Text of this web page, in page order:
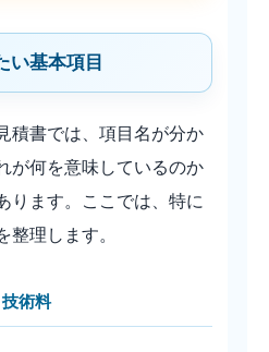
い基本項目
積書では、項目名が分か
が何を意味しているのか
ります。ここでは、特に
整理します。
術料